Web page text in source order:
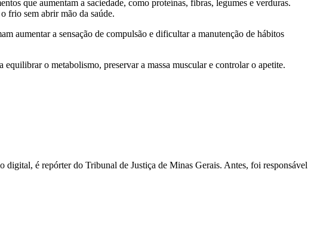
que aumentam a saciedade, como proteínas, fibras, legumes e verduras.
frio sem abrir mão da saúde.
aumentar a sensação de compulsão e dificultar a manutenção de hábitos
o metabolismo, preservar a massa muscular e controlar o apetite.
é repórter do Tribunal de Justiça de Minas Gerais. Antes, foi responsável